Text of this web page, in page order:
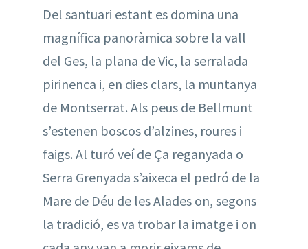
Del santuari estant es domina una
magnífica panoràmica sobre la vall
del Ges, la plana de Vic, la serralada
pirinenca i, en dies clars, la muntanya
de Montserrat. Als peus de Bellmunt
s’estenen boscos d’alzines, roures i
faigs. Al turó veí de Ça reganyada o
Serra Grenyada s’aixeca el pedró de la
Mare de Déu de les Alades on, segons
la tradició, es va trobar la imatge i on